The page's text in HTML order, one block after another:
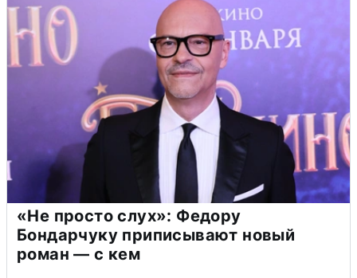
«Не просто слух»: Федору
Бондарчуку приписывают новый
роман — с кем